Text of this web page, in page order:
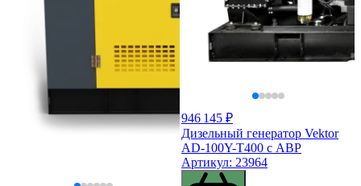
946 145 ₽
Дизельный генератор Vektor
AD-100Y-T400 с АВР
Артикул: 23964